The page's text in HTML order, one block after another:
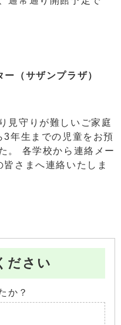
（サザンプラザ）
見守りが難しいご家庭
年生までの児童をお預
。 各学校から連絡メー
さまへ連絡いたしま
ださい
か？